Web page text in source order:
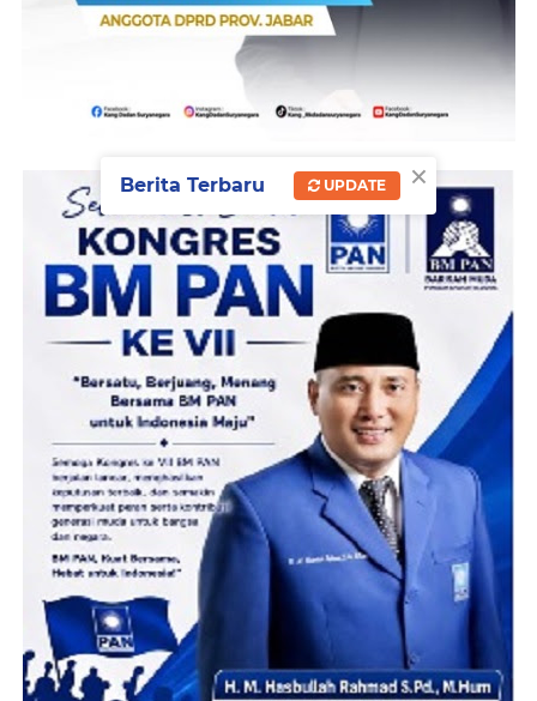
×
Berita Terbaru UPDATE